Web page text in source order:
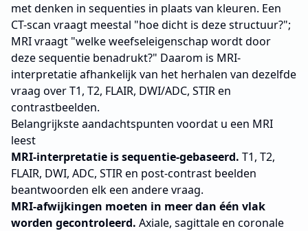
met denken in sequenties in plaats van kleuren. Een
CT-scan vraagt meestal "hoe dicht is deze structuur?";
MRI vraagt "welke weefseleigenschap wordt door
deze sequentie benadrukt?" Daarom is MRI-
interpretatie afhankelijk van het herhalen van dezelfde
vraag over T1, T2, FLAIR, DWI/ADC, STIR en
contrastbeelden.
Belangrijkste aandachtspunten voordat u een MRI
leest
MRI-interpretatie is sequentie-gebaseerd. T1, T2,
FLAIR, DWI, ADC, STIR en post-contrast beelden
beantwoorden elk een andere vraag.
MRI-afwijkingen moeten in meer dan één vlak
worden gecontroleerd. Axiale, sagittale en coronale